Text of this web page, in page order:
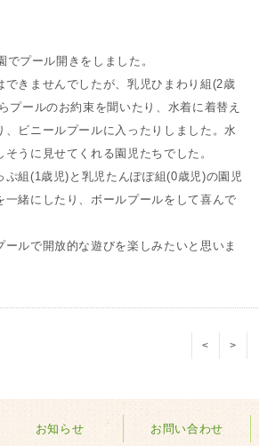
プール開きをしました。
きませんでしたが、乳児ひまわり組(2歳
プールのお約束を聞いたり、水着に着替え
、ビニールプールに入ったりしました。水
うに見せてくれる園児たちでした。
組(1歳児)と乳児たんぽぽ組(0歳児)の園児
一緒にしたり、ボールプールをして喜んで
ルで開放的な遊びを楽しみたいと思いま
< >
お知らせ お問い合わせ